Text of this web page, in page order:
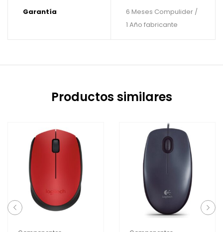
Garantía
6 Meses Compulider /
1 Año fabricante
Productos similares